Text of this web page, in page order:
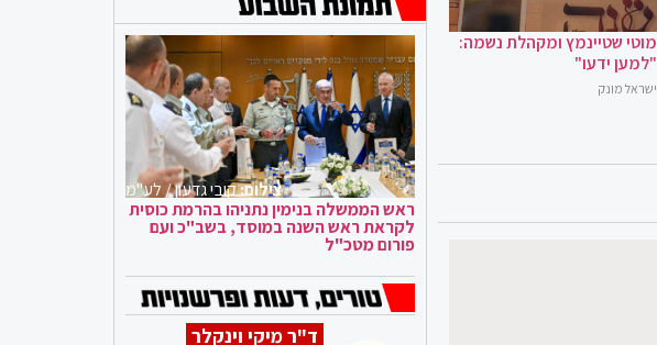
מוטי שטיינמץ ומקהלת נשמה:
"למען ידעו"
ישראל מונק
צילום:קובי גדעון / לע"מ
ראש הממשלה בנימין נתניהו בהרמת כוסית
לקראת ראש השנה במוסד, בשב"כ ועם
פורום מטכ"ל
ד"ר מיקי וינקלר